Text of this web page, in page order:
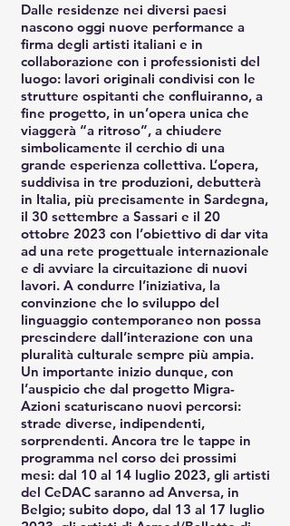
Dalle residenze nei diversi paesi
nascono oggi nuove performance a
firma degli artisti italiani e in
collaborazione con i professionisti del
luogo: lavori originali condivisi con le
strutture ospitanti che confluiranno, a
fine progetto, in un’opera unica che
viaggerà “a ritroso”, a chiudere
simbolicamente il cerchio di una
grande esperienza collettiva. L’opera,
suddivisa in tre produzioni, debutterà
in Italia, più precisamente in Sardegna,
il 30 settembre a Sassari e il 20
ottobre 2023 con l’obiettivo di dar vita
ad una rete progettuale internazionale
e di avviare la circuitazione di nuovi
lavori. A condurre l’iniziativa, la
convinzione che lo sviluppo del
linguaggio contemporaneo non possa
prescindere dall’interazione con una
pluralità culturale sempre più ampia.
Un importante inizio dunque, con
l’auspicio che dal progetto Migra-
Azioni scaturiscano nuovi percorsi:
strade diverse, indipendenti,
sorprendenti. Ancora tre le tappe in
programma nel corso dei prossimi
mesi: dal 10 al 14 luglio 2023, gli artisti
del CeDAC saranno ad Anversa, in
Belgio; subito dopo, dal 13 al 17 luglio